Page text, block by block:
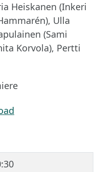
Heiskanen (Inkeri
Ulla
(Sami
Korvola), Pertti